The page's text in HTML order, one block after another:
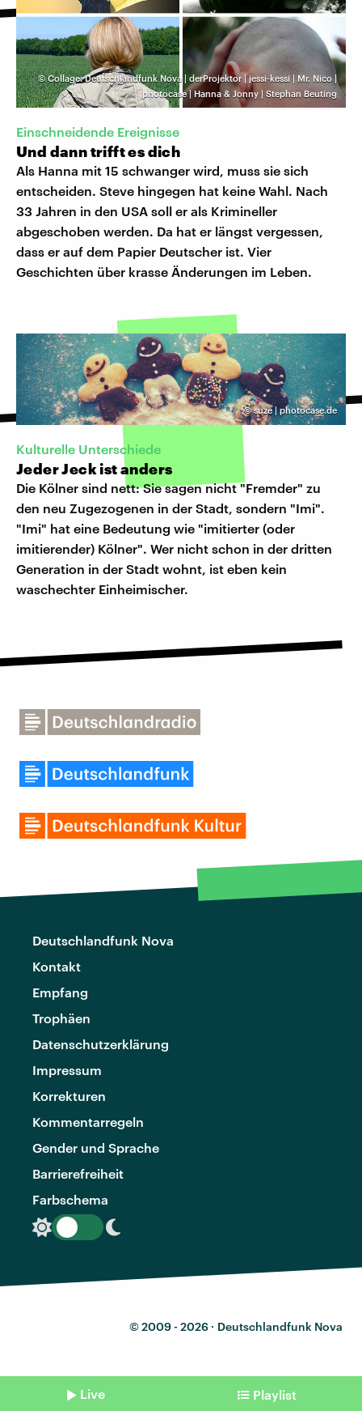
©Collage: Deutschlandfunk Nova | derProjektor | jessi-kessi | Mr. Nico |
photocase | Hanna & Jonny | Stephan Beuting
Einschneidende Ereignisse
Und dann trifft es dich
Als Hanna mit 15 schwanger wird, muss sie sich
entscheiden. Steve hingegen hat keine Wahl. Nach
33 Jahren in den USA soll er als Krimineller
abgeschoben werden. Da hat er längst vergessen,
dass er auf dem Papier Deutscher ist. Vier
Geschichten über krasse Änderungen im Leben.
©suze | photocase.de
Kulturelle Unterschiede
Jeder Jeck ist anders
Die Kölner sind nett: Sie sagen nicht "Fremder" zu
den neu Zugezogenen in der Stadt, sondern "Imi".
"Imi" hat eine Bedeutung wie "imitierter (oder
imitierender) Kölner". Wer nicht schon in der dritten
Generation in der Stadt wohnt, ist eben kein
waschechter Einheimischer.
Deutschlandfunk Nova
Kontakt
Empfang
Trophäen
Datenschutzerklärung
Impressum
Korrekturen
Kommentarregeln
Gender und Sprache
Barrierefreiheit
Farbschema
© 2009 - 2026 · Deutschlandfunk Nova
Live Playlist